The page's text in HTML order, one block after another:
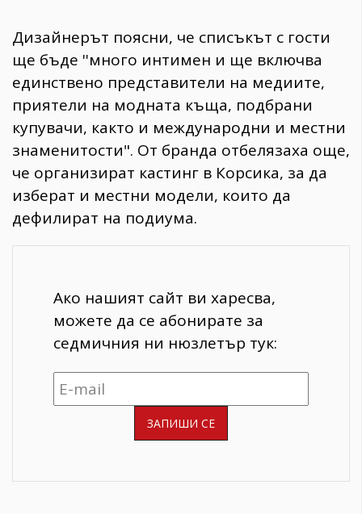
​Дизайнерът поясни, че списъкът с гости
ще бъде ''много интимен и ще включва
единствено представители на медиите,
приятели на модната къща, подбрани
купувачи, както и международни и местни
знаменитости". От бранда отбелязаха още,
че организират кастинг в Корсика, за да
изберат и местни модели, които да
дефилират на подиума.
Ако нашият сайт ви харесва,
можете да се абонирате за
седмичния ни нюзлетър тук: